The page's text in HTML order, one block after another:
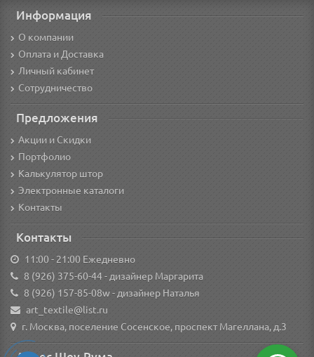
Информация
О компании
Оплата и Доставка
Личный кабинет
Сотрудничество
Предложения
Акции и Скидки
Портфолио
Калькулятор штор
Электронные каталоги
Контакты
Контакты
11:00 - 21:00 Ежедневно
8 (926) 375-60-44- дизайнер Маргарита
8 (926) 157-85-08w- дизайнер Наталья
art_textile@list.ru
г. Москва, поселение Сосенское, проспект Магеллана, д.3